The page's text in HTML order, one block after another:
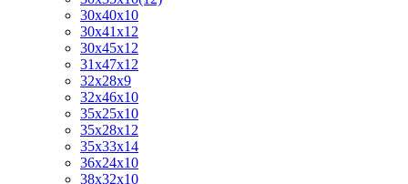
30х40х10
30х41х12
30х45х12
31х47х12
32х28х9
32х46х10
35х25х10
35х28х12
35х33х14
36х24х10
38х32х10